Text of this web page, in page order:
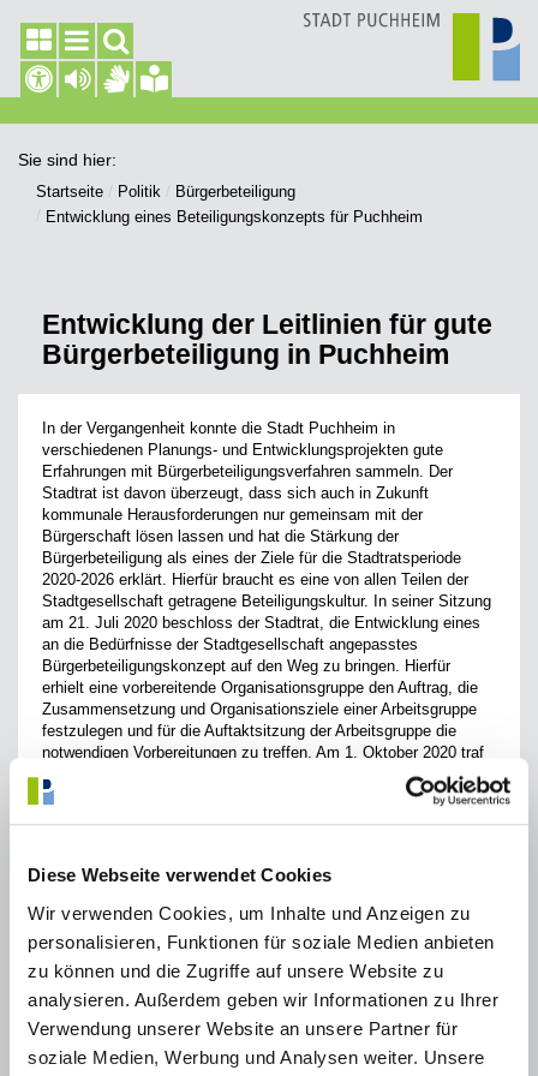
Diese Webseite verwendet Cookies
Wir verwenden Cookies, um Inhalte und Anzeigen zu
personalisieren, Funktionen für soziale Medien anbieten
zu können und die Zugriffe auf unsere Website zu
analysieren. Außerdem geben wir Informationen zu Ihrer
Verwendung unserer Website an unsere Partner für
soziale Medien, Werbung und Analysen weiter. Unsere
Sie sind hier:
Startseite Politik
Bürgerbeteiligung
Entwicklung eines Beteiligungskonzepts für Puchheim
Entwicklung der Leitlinien für gute
Bürgerbeteiligung in Puchheim
In der Vergangenheit konnte die Stadt Puchheim in
verschiedenen Planungs- und Entwicklungsprojekten gute
Erfahrungen mit Bürgerbeteiligungsverfahren sammeln. Der
Stadtrat ist davon überzeugt, dass sich auch in Zukunft
kommunale Herausforderungen nur gemeinsam mit der
Bürgerschaft lösen lassen und hat die Stärkung der
Bürgerbeteiligung als eines der Ziele für die Stadtratsperiode
2020-2026 erklärt. Hierfür braucht es eine von allen Teilen der
Stadtgesellschaft getragene Beteiligungskultur. In seiner Sitzung
am 21. Juli 2020 beschloss der Stadtrat, die Entwicklung eines
an die Bedürfnisse der Stadtgesellschaft angepasstes
Bürgerbeteiligungskonzept auf den Weg zu bringen. Hierfür
erhielt eine vorbereitende Organisationsgruppe den Auftrag, die
Zusammensetzung und Organisationsziele einer Arbeitsgruppe
festzulegen und für die Auftaktsitzung der Arbeitsgruppe die
notwendigen Vorbereitungen zu treffen. Am 1. Oktober 2020 traf
Arbeitsgruppe „Mehr Beteiligung“ zu ihrer ersten gemeinsamen
der Leitlinien erarbeitet.
Mithilfe der „Leitlinien für gute Bürgerbeteiligung in Puchheim“
sollen die Voraussetzungen für die Etablierung und die
Bürgerbeteiligungskultur in der Stadtgesellschaft geschaffen
werden. Die Leitlinien dienen dabei als qualitative und
prozedurale Standards für Bürgerbeteiligung, die die spezifischen
lokalen Anforderungen und Bedürfnisse berücksichtigen. Sie
wurden vom Stadtrat am 26. Oktober 2021 verabschiedet.